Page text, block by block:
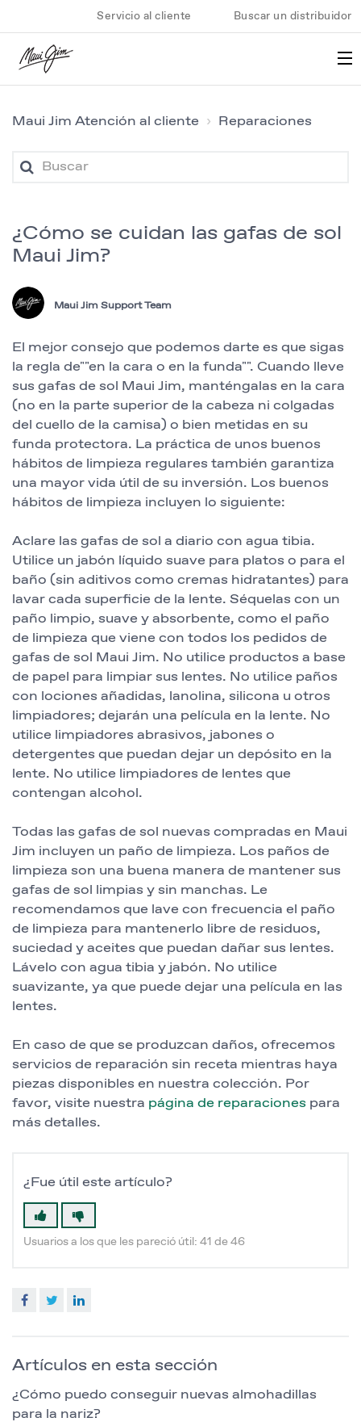
Servicio al cliente Buscar un distribuidor
Maui Jim Atención al cliente Reparaciones
¿Cómo se cuidan las gafas de sol
Maui Jim?
Maui Jim Support Team
El mejor consejo que podemos darte es que sigas
la regla de""en la cara o en la funda"". Cuando lleve
sus gafas de sol Maui Jim, manténgalas en la cara
(no en la parte superior de la cabeza ni colgadas
del cuello de la camisa) o bien metidas en su
funda protectora. La práctica de unos buenos
hábitos de limpieza regulares también garantiza
una mayor vida útil de su inversión. Los buenos
hábitos de limpieza incluyen lo siguiente:
Aclare las gafas de sol a diario con agua tibia.
Utilice un jabón líquido suave para platos o para el
baño (sin aditivos como cremas hidratantes) para
lavar cada superficie de la lente. Séquelas con un
paño limpio, suave y absorbente, como el paño
de limpieza que viene con todos los pedidos de
gafas de sol Maui Jim. No utilice productos a base
de papel para limpiar sus lentes. No utilice paños
con lociones añadidas, lanolina, silicona u otros
limpiadores; dejarán una película en la lente. No
utilice limpiadores abrasivos, jabones o
detergentes que puedan dejar un depósito en la
lente. No utilice limpiadores de lentes que
contengan alcohol.
Todas las gafas de sol nuevas compradas en Maui
Jim incluyen un paño de limpieza. Los paños de
limpieza son una buena manera de mantener sus
gafas de sol limpias y sin manchas. Le
recomendamos que lave con frecuencia el paño
de limpieza para mantenerlo libre de residuos,
suciedad y aceites que puedan dañar sus lentes.
Lávelo con agua tibia y jabón. No utilice
suavizante, ya que puede dejar una película en las
lentes.
En caso de que se produzcan daños, ofrecemos
servicios de reparación sin receta mientras haya
piezas disponibles en nuestra colección. Por
favor, visite nuestra página de reparaciones para
más detalles.
¿Fue útil este artículo?
Usuarios a los que les pareció útil: 41 de 46
Facebook
Twitter
Artículos en esta sección
¿Cómo puedo conseguir nuevas almohadillas
para la nariz?